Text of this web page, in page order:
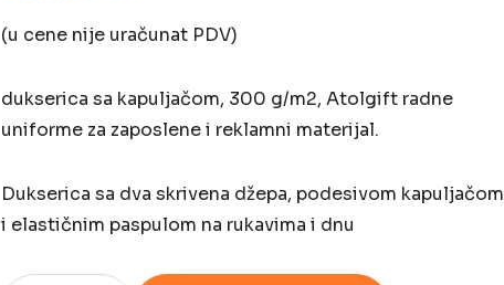
(u cene nije uračunat PDV)
dukserica sa kapuljačom, 300 g/m2, Atolgift radne
uniforme za zaposlene i reklamni materijal.
Dukserica sa dva skrivena džepa, podesivom kapuljačom
i elastičnim paspulom na rukavima i dnu